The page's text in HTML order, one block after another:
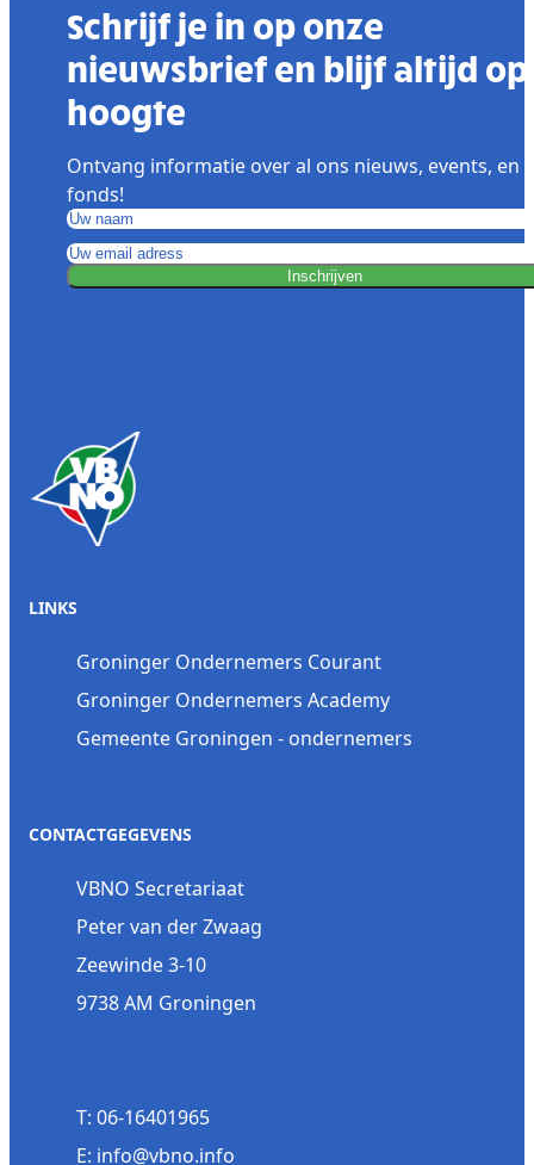
Schrijf je in op onze
nieuwsbrief en blijf altijd op
hoogte
Ontvang informatie over al ons nieuws, events, en
fonds!
Inschrijven
LINKS
Groninger Ondernemers Courant
Groninger Ondernemers Academy
Gemeente Groningen - ondernemers
CONTACTGEGEVENS
VBNO Secretariaat
Peter van der Zwaag
Zeewinde 3-10
9738 AM Groningen
T: 06-16401965
E: info@vbno.info